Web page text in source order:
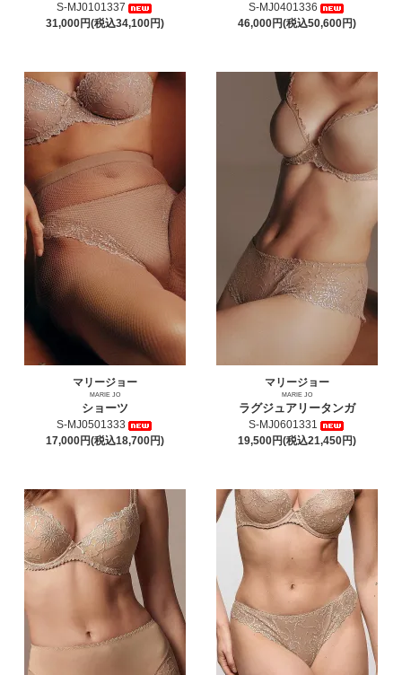
S-MJ0101337
31,000円(税込34,100円)
S-MJ0401336
46,000円(税込50,600円)
マリージョー
MARIE JO
ショーツ
S-MJ0501333
17,000円(税込18,700円)
マリージョー
MARIE JO
ラグジュアリータンガ
S-MJ0601331
19,500円(税込21,450円)